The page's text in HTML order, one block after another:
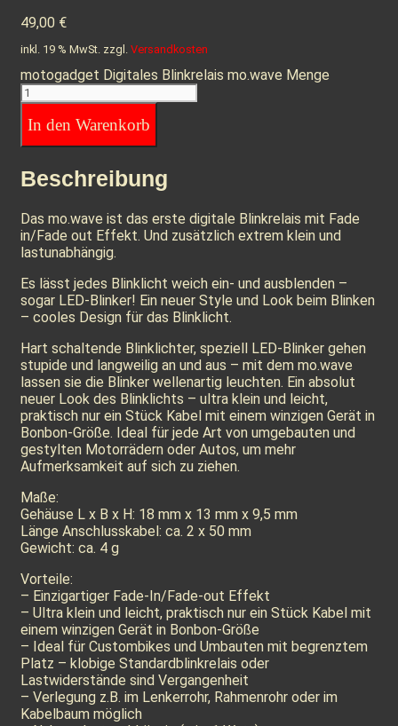
49,00 €
inkl. 19 % MwSt. zzgl. Versandkosten
motogadget Digitales Blinkrelais mo.wave Menge
In den Warenkorb
Beschreibung
Das mo.wave ist das erste digitale Blinkrelais mit Fade
in/Fade out Effekt. Und zusätzlich extrem klein und
lastunabhängig.
Es lässt jedes Blinklicht weich ein- und ausblenden –
sogar LED-Blinker! Ein neuer Style und Look beim Blinken
– cooles Design für das Blinklicht.
Hart schaltende Blinklichter, speziell LED-Blinker gehen
stupide und langweilig an und aus – mit dem mo.wave
lassen sie die Blinker wellenartig leuchten. Ein absolut
neuer Look des Blinklichts – ultra klein und leicht,
praktisch nur ein Stück Kabel mit einem winzigen Gerät in
Bonbon-Größe. Ideal für jede Art von umgebauten und
gestylten Motorrädern oder Autos, um mehr
Aufmerksamkeit auf sich zu ziehen.
Maße:
Gehäuse L x B x H: 18 mm x 13 mm x 9,5 mm
Länge Anschlusskabel: ca. 2 x 50 mm
Gewicht: ca. 4 g
Vorteile:
– Einzigartiger Fade-In/Fade-out Effekt
– Ultra klein und leicht, praktisch nur ein Stück Kabel mit
einem winzigen Gerät in Bonbon-Größe
– Ideal für Custombikes und Umbauten mit begrenztem
Platz – klobige Standardblinkrelais oder
Lastwiderstände sind Vergangenheit
– Verlegung z.B. im Lenkerrohr, Rahmenrohr oder im
Kabelbaum möglich